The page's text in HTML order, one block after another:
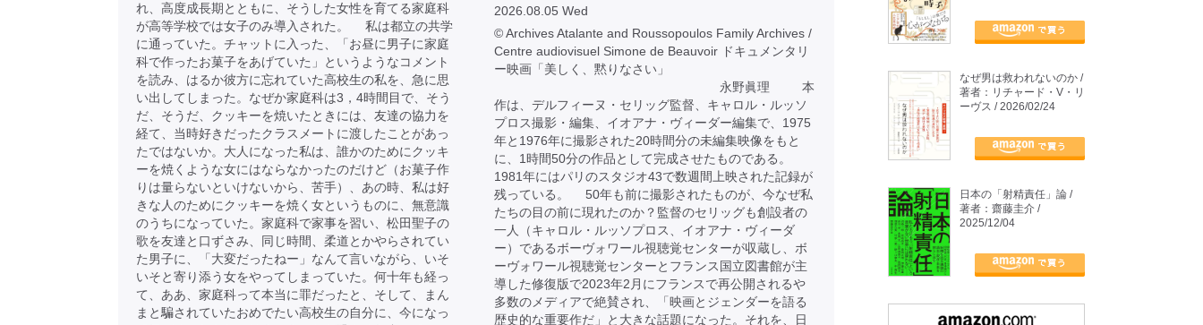
れ、高度成長期とともに、そうした女性を育てる家庭科
が高等学校では女子のみ導入された。 私は都立の共学
に通っていた。チャットに入った、「お昼に男子に家庭
科で作ったお菓子をあげていた」というようなコメント
を読み、はるか彼方に忘れていた高校生の私を、急に思
い出してしまった。なぜか家庭科は3，4時間目で、そう
だ、そうだ、クッキーを焼いたときには、友達の協力を
経て、当時好きだったクラスメートに渡したことがあっ
たではないか。大人になった私は、誰かのためにクッキ
ーを焼くような女にはならなかったのだけど（お菓子作
りは量らないといけないから、苦手）、あの時、私は好
きな人のためにクッキーを焼く女というものに、無意識
のうちになっていた。家庭科で家事を習い、松田聖子の
歌を友達と口ずさみ、同じ時間、柔道とかやらされてい
た男子に、「大変だったねー」なんて言いながら、いそ
いそと寄り添う女をやってしまっていた。何十年も経っ
て、ああ、家庭科って本当に罪だったと、そして、まん
まと騙されていたおめでたい高校生の自分に、今になっ
2026.08.05 Wed
© Archives Atalante and Roussopoulos Family Archives /
Centre audiovisuel Simone de Beauvoir ドキュメンタリ
ー映画「美しく、黙りなさい」
永野眞理 本
作は、デルフィーヌ・セリッグ監督、キャロル・ルッソ
プロス撮影・編集、イオアナ・ヴィーダー編集で、1975
年と1976年に撮影された20時間分の未編集映像をもと
に、1時間50分の作品として完成させたものである。
1981年にはパリのスタジオ43で数週間上映された記録が
残っている。 50年も前に撮影されたものが、今なぜ私
たちの目の前に現れたのか？監督のセリッグも創設者の
一人（キャロル・ルッソプロス、イオアナ・ヴィーダ
ー）であるボーヴォワール視聴覚センターが収蔵し、ボ
ーヴォワール視聴覚センターとフランス国立図書館が主
導した修復版で2023年2月にフランスで再公開されるや
多数のメディアで絶賛され、「映画とジェンダーを語る
歴史的な重要作だ」と大きな話題になった。それを、日
なぜ男は救われないのか /
著者：リチャード・V・リ
ーヴス / 2026/02/24
日本の「射精責任」論 /
著者：齋藤圭介 /
2025/12/04